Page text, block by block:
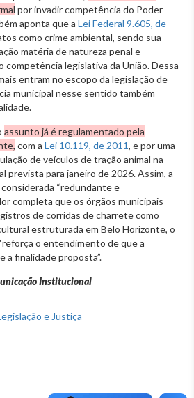
por invadir competência do Poder
aponta que a Lei Federal 9.605, de
como crime ambiental, sendo sua
matéria de natureza penal e
competência legislativa da União. Dessa
entram no escopo da legislação de
municipal nesse sentido também
assunto já é regulamentado pela
com a Lei 10.119, de 2011, e por uma
de veículos de tração animal na
prevista para janeiro de 2026. Assim, a
“redundante e
completa que os órgãos municipais
de corridas de charrete como
estruturada em Belo Horizonte, o
o entendimento de que a
a finalidade proposta”.
Institucional